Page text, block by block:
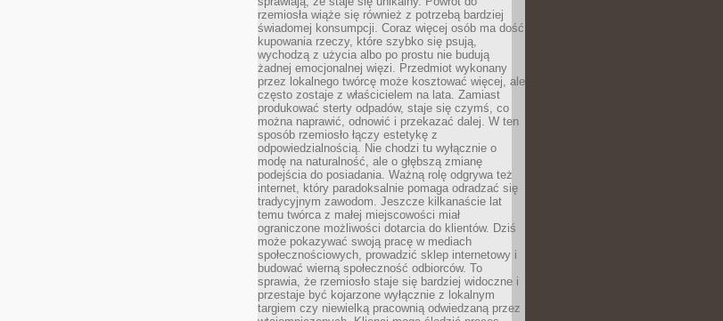
rzemiosła wiąże się również z potrzebą bardziej
świadomej konsumpcji. Coraz więcej osób ma dość
kupowania rzeczy, które szybko się psują,
wychodzą z użycia albo po prostu nie budują
żadnej emocjonalnej więzi. Przedmiot wykonany
przez lokalnego twórcę może kosztować więcej, ale
często zostaje z właścicielem na lata. Zamiast
produkować sterty odpadów, staje się czymś, co
można naprawić, odnowić i przekazać dalej. W ten
sposób rzemiosło łączy estetykę z
odpowiedzialnością. Nie chodzi tu wyłącznie o
modę na naturalność, ale o głębszą zmianę
podejścia do posiadania. Ważną rolę odgrywa też
internet, który paradoksalnie pomaga odradzać się
tradycyjnym zawodom. Jeszcze kilkanaście lat
temu twórca z małej miejscowości miał
ograniczone możliwości dotarcia do klientów. Dziś
może pokazywać swoją pracę w mediach
społecznościowych, prowadzić sklep internetowy i
budować wierną społeczność odbiorców. To
sprawia, że rzemiosło staje się bardziej widoczne i
przestaje być kojarzone wyłącznie z lokalnym
targiem czy niewielką pracownią odwiedzaną przez